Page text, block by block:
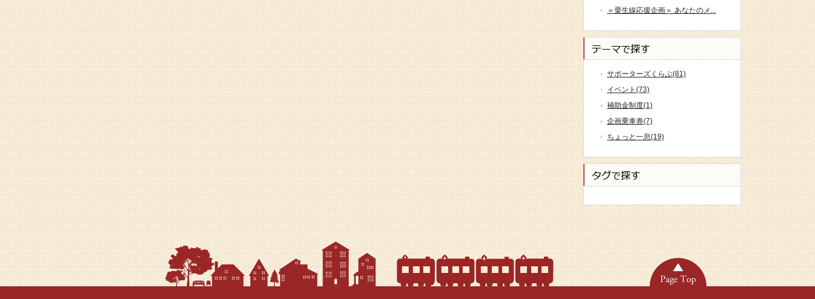
＝粟生線応援企画＝ あなたのメ...
サポーターズくらぶ(81)
イベント(73)
補助金制度(1)
企画乗車券(7)
ちょっと一息(19)